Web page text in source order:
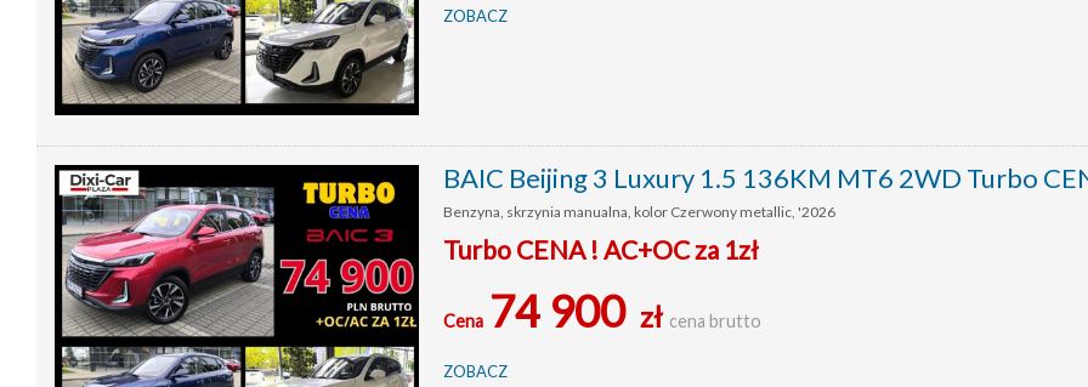
ZOBACZ
BAIC Beijing 3 Luxury 1.5 136KM MT6 2WD Turbo
Benzyna, skrzynia manualna, kolor Czerwony metallic, '2026
Turbo CENA ! AC+OC za 1zł
Cena 74 900 zł cena brutto
ZOBACZ